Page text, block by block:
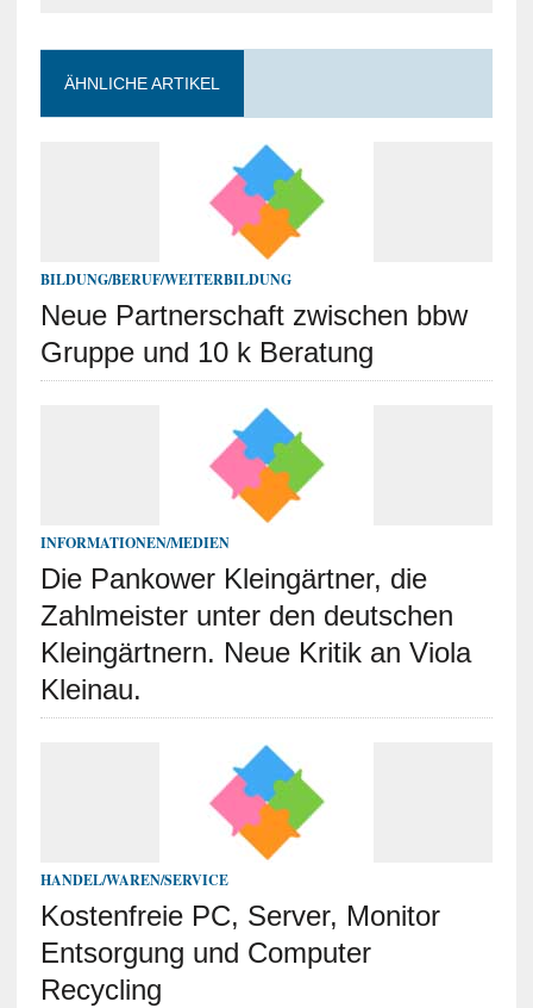
ÄHNLICHE ARTIKEL
BILDUNG/BERUF/WEITERBILDUNG
Neue Partnerschaft zwischen bbw
Gruppe und 10 k Beratung
INFORMATIONEN/MEDIEN
Die Pankower Kleingärtner, die
Zahlmeister unter den deutschen
Kleingärtnern. Neue Kritik an Viola
Kleinau.
HANDEL/WAREN/SERVICE
Kostenfreie PC, Server, Monitor
Entsorgung und Computer
Recycling